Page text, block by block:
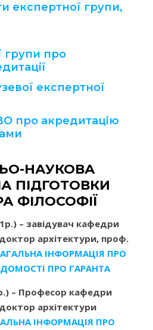
експертної групи,
групи про
експертної
про акредитацію
НАУКОВА
ПІДГОТОВКИ
ФІЛОСОФІЇ
– завідувач кафедри
доктор архітектури, проф.
ІНФОРМАЦІЯ ПРО
ПРО ГАРАНТА
– Професор кафедри
архітектури
ІНФОРМАЦІЯ ПРО